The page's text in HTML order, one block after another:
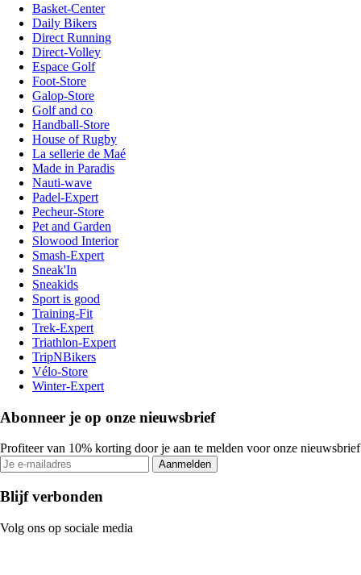
Basket-Center
Daily Bikers
Direct Running
Direct-Volley
Espace Golf
Foot-Store
Galop-Store
Golf and co
Handball-Store
House of Rugby
La sellerie de Maé
Made in Paradis
Nauti-wave
Padel-Expert
Pecheur-Store
Pet and Garden
Slowood Interior
Smash-Expert
Sneak'In
Sneakids
Sport is good
Training-Fit
Trek-Expert
Triathlon-Expert
TripNBikers
Vélo-Store
Winter-Expert
Abonneer je op onze nieuwsbrief
Profiteer van 10% korting door je aan te melden voor onze nieuwsbrief
Aanmelden
Blijf verbonden
Volg ons op sociale media